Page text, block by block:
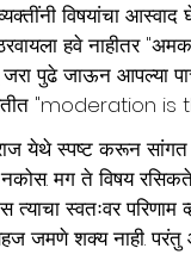
विषयांचा
हवे नाहीतर
पुढे जाऊन आपल्या
"moderation
येथे स्पष्ट करून
मग ते विषय
त्याचा स्वतःवर परिणाम
जमणे शक्य नाही.